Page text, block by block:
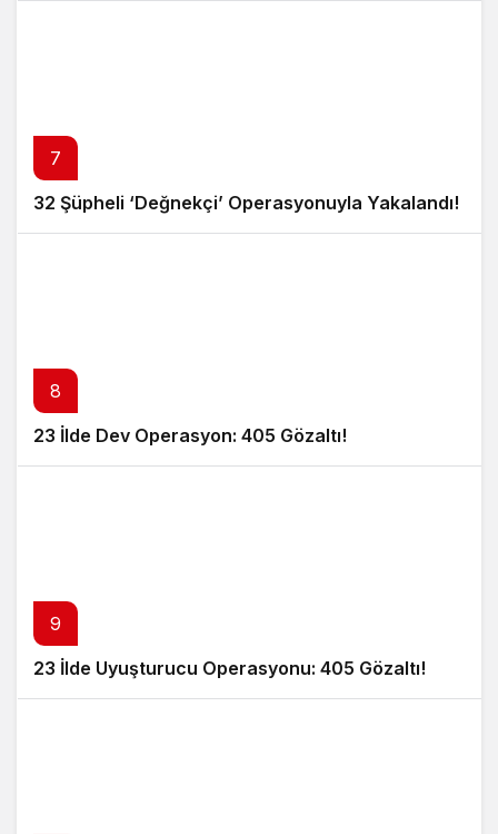
7
32 Şüpheli ‘Değnekçi’ Operasyonuyla Yakalandı!
8
23 İlde Dev Operasyon: 405 Gözaltı!
9
23 İlde Uyuşturucu Operasyonu: 405 Gözaltı!